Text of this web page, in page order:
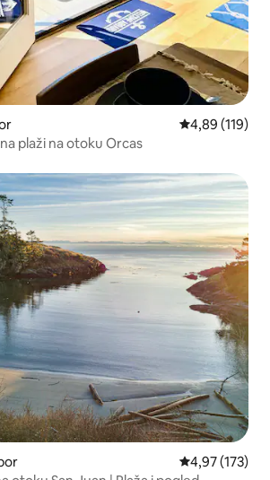
Prosječna
4,89 (119)
plaži na otoku Orcas
Prosječna
4,97 (173)